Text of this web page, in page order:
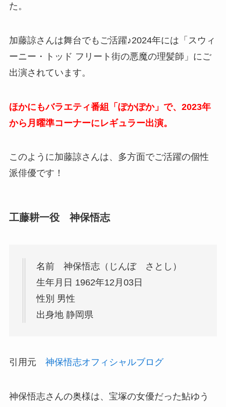
た。
加藤諒さんは舞台でもご活躍♪2024年には「スウィ
ーニー・トッド フリート街の悪魔の理髪師」にご
出演されています。
ほかにもバラエティ番組「ぽかぽか」で、2023年
から月曜準コーナーにレギュラー出演。
このように加藤諒さんは、多方面でご活躍の個性
派俳優です！
工藤耕一役 神保悟志
名前 神保悟志（じんぼ さとし）
生年月日 1962年12月03日
性別 男性
出身地 静岡県
引用元 神保悟志オフィシャルブログ
神保悟志さんの奥様は、宝塚の女優だった鮎ゆう